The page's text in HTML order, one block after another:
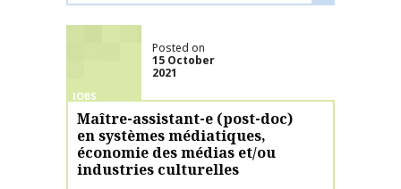
JOBS
Posted on
15 October
2021
Maître-assistant-e (post-doc)
en systèmes médiatiques,
économie des médias et/ou
industries culturelles